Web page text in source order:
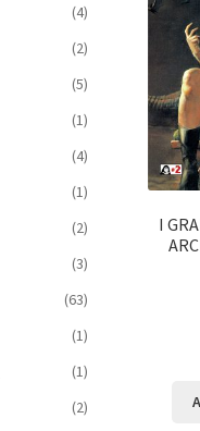
I
(4)
(2)
(5)
(1)
(4)
(1)
(2)
(3)
(63)
(1)
(1)
(2)